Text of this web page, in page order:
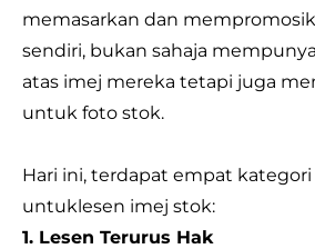
memasarkan dan
sendiri, bukan sahaja
atas imej mereka tetapi juga
untuk foto stok.
Hari ini, terdapat empat
untuklesen imej stok:
1. Lesen Terurus Hak